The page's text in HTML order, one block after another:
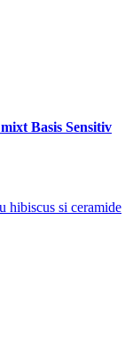
Basis Sensitiv